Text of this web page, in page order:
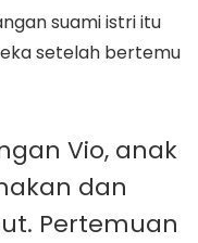
suami istri itu
setelah bertemu
Vio, anak
dan
Pertemuan